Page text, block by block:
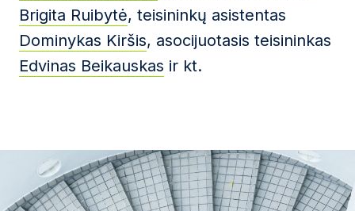
Brigita Ruibytė, teisininkų asistentas
Dominykas Kiršis, asocijuotasis teisininkas
Edvinas Beikauskas ir kt.